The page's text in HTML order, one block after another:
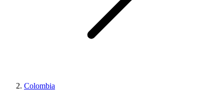
Colombia